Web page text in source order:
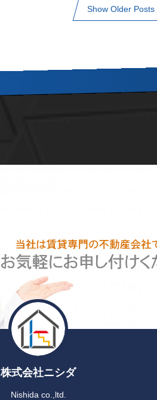
Show Older Posts
株式会社ニシダ
Nishida co.,ltd.